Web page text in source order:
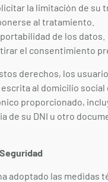
la limitación de su
al tratamiento.
de los datos.
el consentimiento
derechos, los
al domicilio social
proporcionado,
de su DNI u otro
adoptado las medidas